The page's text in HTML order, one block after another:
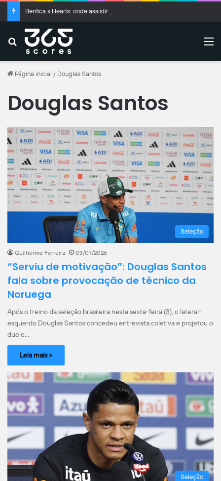
Buscar
Página inicial / Douglas Santos
Douglas Santos
Seleção
Guilherme Ferreira 03/07/2026
“Serviu de motivação”: Douglas Santos
fala sobre provocação de técnico da
Noruega
Após o treino da seleção brasileira nesta sexta-feira (3), o lateral-
esquerdo Douglas Santos concedeu entrevista coletiva e projetou o
duelo…
Leia mais >
Seleção